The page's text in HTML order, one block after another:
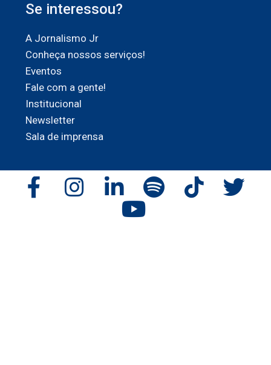
Se interessou?
A Jornalismo Jr
Conheça nossos serviços!
Eventos
Fale com a gente!
Institucional
Newsletter
Sala de imprensa